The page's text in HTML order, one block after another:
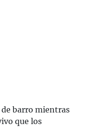
barro mientras
que los